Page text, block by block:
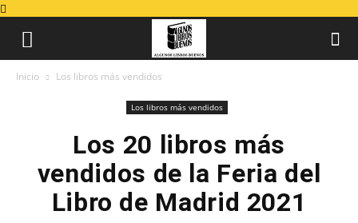
Inicio Los libros más vendidos
Los libros más vendidos
Los 20 libros más
vendidos de la Feria del
Libro de Madrid 2021